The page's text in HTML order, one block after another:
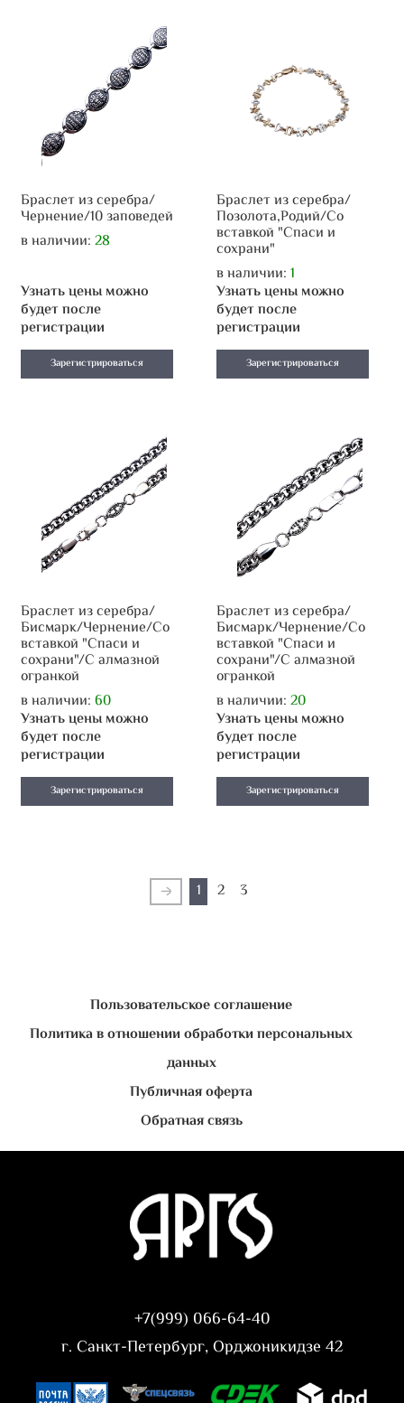
Браслет из серебра/
Чернение/10 заповедей
в наличии: 28
Узнать цены можно
будет после
регистрации
Зарегистрироваться
Браслет из серебра/
Позолота,Родий/Со
вставкой "Спаси и
сохрани"
в наличии: 1
Узнать цены можно
будет после
регистрации
Зарегистрироваться
Браслет из серебра/
Бисмарк/Чернение/Со
вставкой "Спаси и
сохрани"/С алмазной
огранкой
в наличии: 60
Узнать цены можно
будет после
регистрации
Зарегистрироваться
Браслет из серебра/
Бисмарк/Чернение/Со
вставкой "Спаси и
сохрани"/С алмазной
огранкой
в наличии: 20
Узнать цены можно
будет после
регистрации
Зарегистрироваться
1 2 3
Пользовательское соглашение
Политика в отношении обработки персональных
данных
Публичная оферта
Обратная связь
+7(999) 066-64-40
г. Санкт-Петербург, Орджоникидзе 42